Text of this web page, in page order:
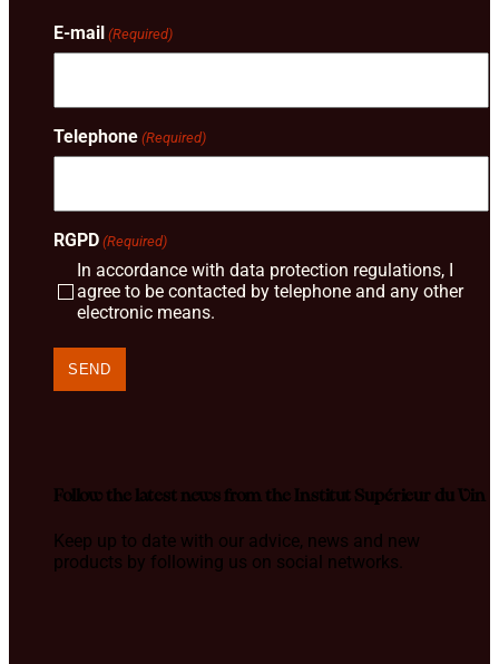
E-mail (Required)
Telephone (Required)
RGPD (Required)
In accordance with data protection regulations, I
agree to be contacted by telephone and any other
electronic means.
Follow the latest news from the Institut Supérieur du Vin
Keep up to date with our advice, news and new
products by following us on social networks.